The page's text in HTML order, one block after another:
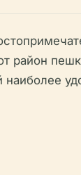
район
наиболее